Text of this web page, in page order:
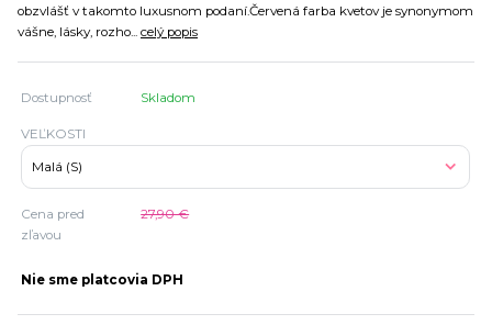
obzvlášť v takomto luxusnom podaní.Červená farba kvetov je synonymom
vášne, lásky, rozho... celý popis
Dostupnosť Skladom
VEĽKOSTI
Cena pred
zľavou
27,90 €
Nie sme platcovia DPH